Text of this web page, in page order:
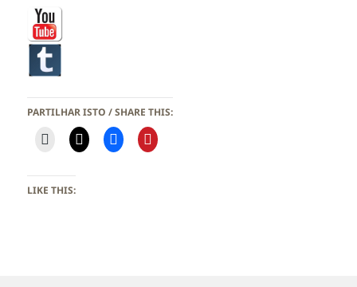
PARTILHAR ISTO / SHARE THIS:
LIKE THIS: